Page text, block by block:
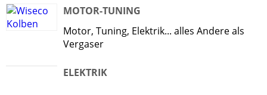
MOTOR-TUNING
Motor, Tuning, Elektrik... alles Andere als
Vergaser
ELEKTRIK